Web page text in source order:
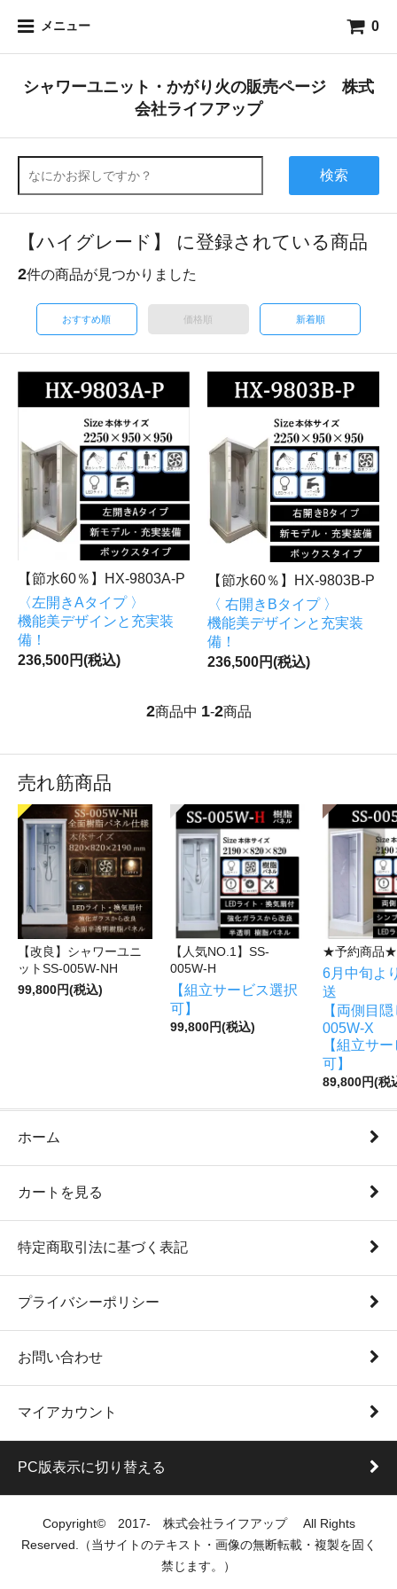
メニュー 0
シャワーユニット・かがり火の販売ページ 株式
会社ライフアップ
検索
【ハイグレード】 に登録されている商品
2件の商品が見つかりました
おすすめ順 価格順 新着順
【節水60％】HX-9803A-P
〈左開きAタイプ 〉
機能美デザインと充実装
備！
236,500円(税込)
【節水60％】HX-9803B-P
〈 右開きBタイプ 〉
機能美デザインと充実装
備！
236,500円(税込)
2商品中 1-2商品
売れ筋商品
【改良】シャワーユニ
ットSS-005W-NH
99,800円(税込)
【人気NO.1】SS-
005W-H
【組立サービス選択
可】
99,800円(税込)
★予約商品★
6月中旬よ
送
【両側目
005W-X
【組立サ
可】
89,800円(税
ホーム
カートを見る
特定商取引法に基づく表記
プライバシーポリシー
お問い合わせ
マイアカウント
PC版表示に切り替える
Copyright© 2017- 株式会社ライフアップ All Rights
Reserved.（当サイトのテキスト・画像の無断転載・複製を固く
禁じます。）